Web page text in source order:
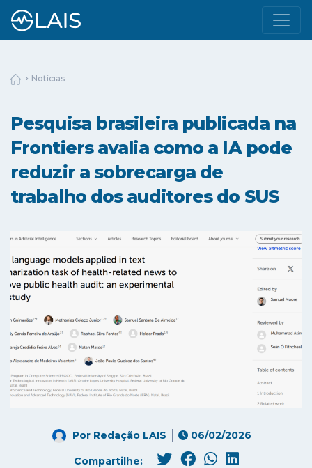
Notícias
Pesquisa brasileira publicada na
Frontiers avalia como a IA pode
reduzir a sobrecarga de
trabalho dos auditores do SUS
Por Redação LAIS 06/02/2026
Compartilhe: